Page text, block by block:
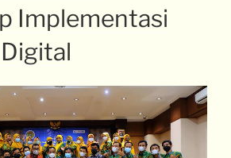
Implementasi